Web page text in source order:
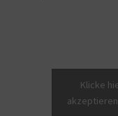
Klicke